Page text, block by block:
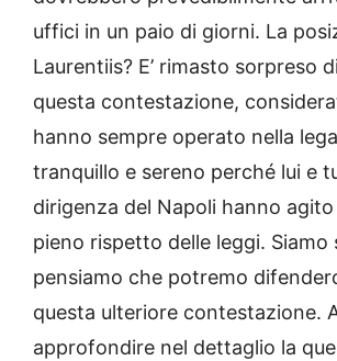
uffici in un paio di giorni. La
Laurentiis? E’ rimasto sorpreso
questa contestazione,
hanno sempre operato nella
tranquillo e sereno perché lui e
dirigenza del Napoli hanno
pieno rispetto delle leggi. Siamo
pensiamo che potremo
questa ulteriore contestazione.
approfondire nel dettaglio la